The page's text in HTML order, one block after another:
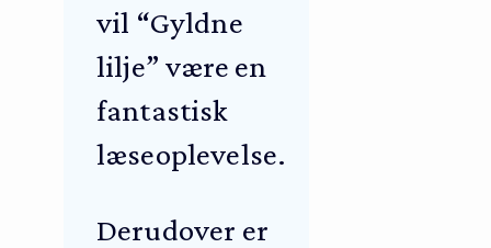
vil “Gyldne
lilje” være en
fantastisk
læseoplevelse.
Derudover er